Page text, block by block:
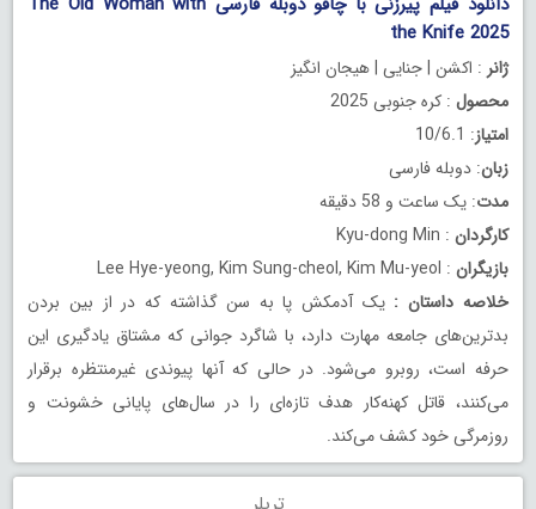
the Knife 2025
ژانر : اکشن | جنایی | هیجان انگیز
محصول : کره جنوبی 2025
امتیاز: 10/6.1
زبان: دوبله فارسی
مدت: یک ساعت و 58 دقیقه
کارگردان : Kyu-dong Min
بازیگران : Lee Hye-yeong, Kim Sung-cheol, Kim Mu-yeol
خلاصه داستان : یک آدمکش پا به سن گذاشته که در از بین بردن
بدترین‌های جامعه مهارت دارد، با شاگرد جوانی که مشتاق یادگیری این
حرفه است، روبرو می‌شود. در حالی که آنها پیوندی غیرمنتظره برقرار
می‌کنند، قاتل کهنه‌کار هدف تازه‌ای را در سال‌های پایانی خشونت و
روزمرگی خود کشف می‌کند.